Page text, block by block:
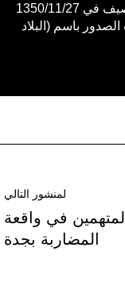
أول جريدة سعودية أسسها: محمد صالح نصيف في 1350/11/27
وعاودت الصدور باسم (البلاد
لمنشور التالي
في واقعة
المضاربة بجدة